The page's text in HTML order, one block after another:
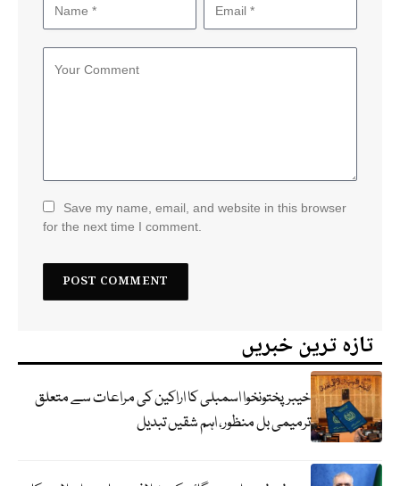
Save my name, email, and website in this browser
for the next time I comment.
تازہ ترین خبریں
خیبرپختونخوا اسمبلی کا اراکین کی مراعات سے متعلق
ترمیمی بل منظور، اہم شقیں تبدیل